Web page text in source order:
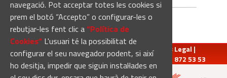
navegació. Pot acceptar totes les cookies si
prem el botó “Accepto” o configurar-les o
rebutjar-les fent clic a“Política de
Cookies“ L'usuari té la possibilitat de
configurar el seu navegador podent, si així
ho desitja, impedir que siguin instal·lades en
redaccio@manresadiari.cat | Qui som Avís Legal |
Pompeu Fabra, 7-13, 08240-Manresa | Tel.: 93 872 53 53